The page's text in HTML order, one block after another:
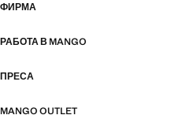
ФИРМА
РАБОТА В MANGO
ПРЕСА
MANGO OUTLET